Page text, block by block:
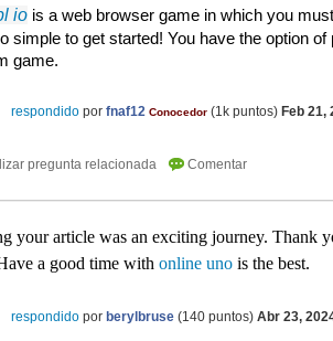
io is a web browser game in which you
simple to get started! You have the option
game.
respondido por fnaf12 Conocedor (1k puntos) Feb 21,
your article was an exciting journey. Thank
a good time with online uno is the best.
respondido por berylbruse (140 puntos) Abr 23,